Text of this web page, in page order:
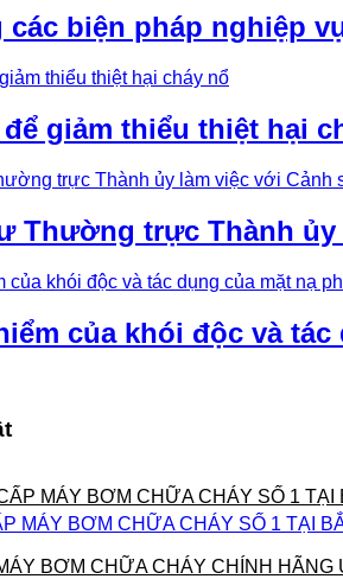
các biện pháp nghiệp
giảm thiểu thiệt hại
Thường trực Thành ủy
của khói độc và
MÁY BƠM CHỮA CHÁY SỐ 1 TẠI